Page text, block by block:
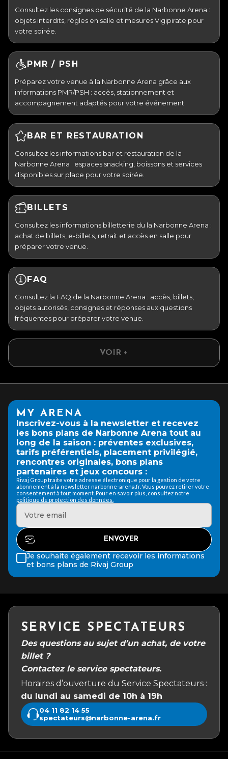
Consultez les consignes de sécurité de la Narbonne Arena :
objets interdits, règles en salle et mesures Vigipirate pour
votre soirée.
PMR / PSH
Préparez votre venue à la Narbonne Arena grâce aux
informations PMR/PSH : accès, stationnement et
accompagnement adaptés pour votre événement.
BAR ET RESTAURATION
Consultez les informations bar et restauration de la
Narbonne Arena : espaces snacking, boissons et services
disponibles sur place pour votre soirée.
BILLETS
Consultez les informations billetterie du la Narbonne Arena :
achat de billets, e-billets, retrait et accès en salle pour
préparer votre venue.
FAQ
Consultez la FAQ de la Narbonne Arena : accès, billets,
objets autorisés, consignes et réponses aux questions
fréquentes pour préparer votre venue.
VOIR +
MY ARENA
Inscrivez-vous à la newsletter et recevez
les bons plans de Narbonne Arena tout au
long de la saison : préventes exclusives,
tarifs préférentiels, placement privilégié,
rencontres originales, bons plans
partenaires et jeux concours :
Rivaj Group traite votre adresse électronique pour la gestion de votre
abonnement à la newsletter narbonne-arena.fr. Vous pouvez retirer votre
consentement à tout moment. Pour en savoir plus, consultez notre
politique de protection des données.
Je souhaite également recevoir les informations
et bons plans de Rivaj Group
SERVICE SPECTATEURS
Des questions au sujet d’un achat, de votre
billet ?
Contactez le service spectateurs.
Horaires d’ouverture du Service Spectateurs :
du lundi au samedi de 10h à 19h
04 11 82 14 55
spectateurs@narbonne-arena.fr